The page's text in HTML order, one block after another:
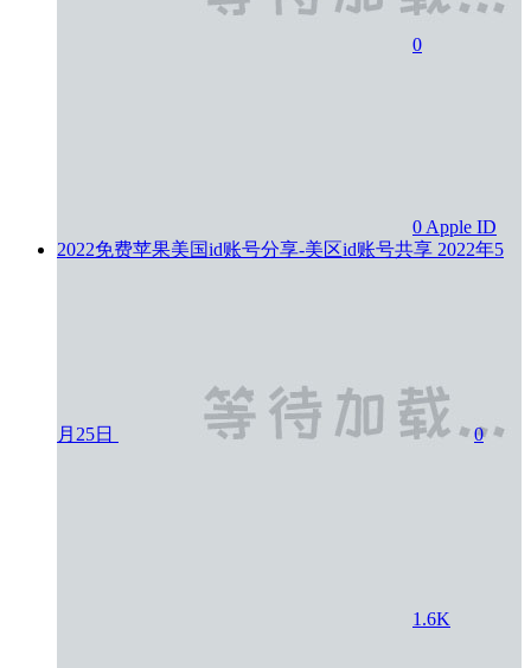
0
0 Apple ID
2022免费苹果美国id账号分享-美区id账号共享 2022年5
月25日 0
1.6K